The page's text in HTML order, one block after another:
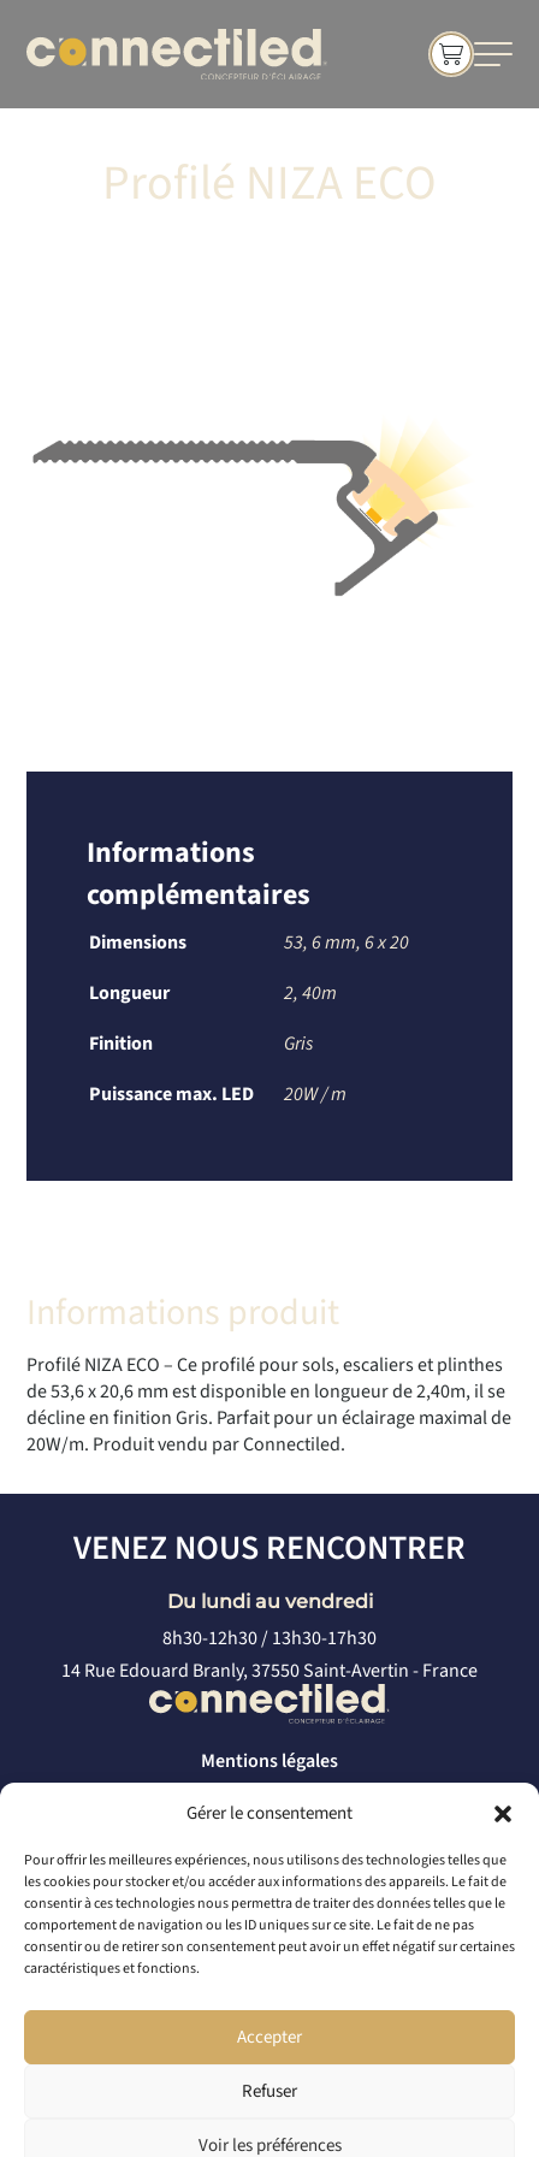
Gérer le consentement
Pour offrir les meilleures expériences, nous utilisons des technologies telles que
les cookies pour stocker et/ou accéder aux informations des appareils. Le fait de
consentir à ces technologies nous permettra de traiter des données telles que le
comportement de navigation ou les ID uniques sur ce site. Le fait de ne pas
consentir ou de retirer son consentement peut avoir un effet négatif sur certaines
caractéristiques et fonctions.
Accepter
Refuser
Voir les préférences
Profilé NIZA ECO
Informations
complémentaires
Dimensions 53,6 mm,6 x 20
Longueur
2, 40m
Finition
Gris
Puissance max. LED
20W / m
Informations produit
Profilé NIZA ECO – Ce profilé pour sols, escaliers et plinthes
de 53,6 x 20,6 mm est disponible en longueur de 2,40m, il se
décline en finition Gris. Parfait pour un éclairage maximal de
20W/m. Produit vendu par Connectiled.
VENEZ NOUS RENCONTRER
Du lundi au vendredi
8h30-12h30 / 13h30-17h30
14 Rue Edouard Branly, 37550 Saint-Avertin - France
Mentions légales
Politique de confidentialité
CONTACTEZ-NOUS
par téléphone
+33 2 46 65 56 66